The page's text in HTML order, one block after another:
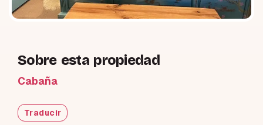
Sobre esta propiedad
Cabaña
Traducir